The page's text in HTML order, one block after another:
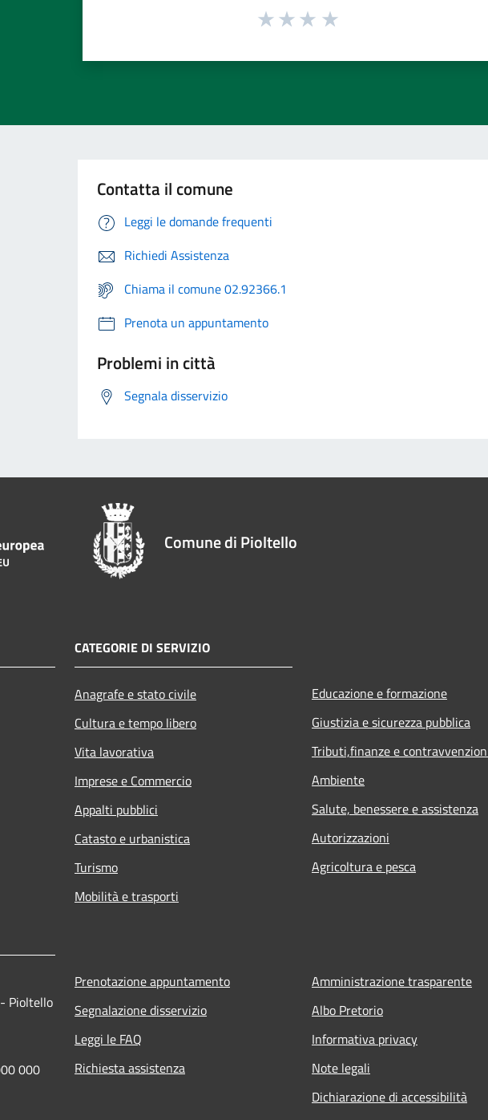
Contatta il comune
Leggi le domande frequenti
Richiedi Assistenza
Chiama il comune 02.92366.1
Prenota un appuntamento
Problemi in città
Segnala disservizio
Comune di Pioltello
CATEGORIE DI SERVIZIO
Anagrafe e stato civile
Cultura e tempo libero
Vita lavorativa
Imprese e Commercio
Appalti pubblici
Catasto e urbanistica
Turismo
Mobilità e trasporti
Educazione e formazione
Giustizia e sicurezza pubblica
Tributi,finanze e
Ambiente
Salute, benessere e assistenza
Autorizzazioni
Agricoltura e pesca
Pioltello
000
Prenotazione appuntamento
Segnalazione disservizio
Leggi le FAQ
Richiesta assistenza
Amministrazione trasparente
Albo Pretorio
Informativa privacy
Note legali
Dichiarazione di accessibilità